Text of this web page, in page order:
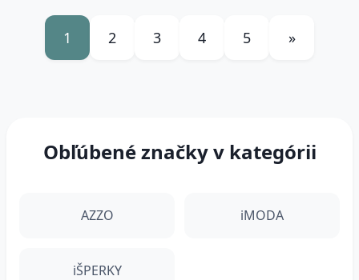
1 2 3 4 5 »
Obľúbené značky v kategórii
AZZO iMODA
iŠPERKY